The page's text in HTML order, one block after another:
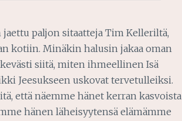
paljon sitaatteja Tim Kelleriltä,
kotiin. Minäkin halusin jakaa oman
siitä, miten ihmeellinen Isä
Jeesukseen uskovat tervetulleiksi.
että näemme hänet kerran kasvoista
hänen läheisyytensä elämämme